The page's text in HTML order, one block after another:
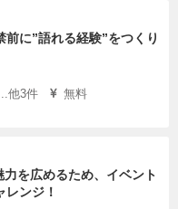
前に”語れる経験”をつくり
他3件
無料
力を広めるため、イベント
ンジ！